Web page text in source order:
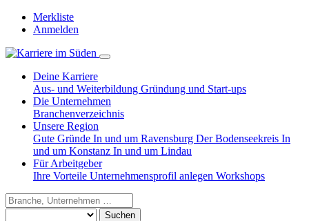
Merkliste
Anmelden
Deine Karriere
Aus- und Weiterbildung Gründung und Start-ups
Die Unternehmen
Branchenverzeichnis
Unsere Region
Gute Gründe In und um Ravensburg Der Bodenseekreis In
und um Konstanz In und um Lindau
Für Arbeitgeber
Ihre Vorteile Unternehmensprofil anlegen Workshops
Suchen